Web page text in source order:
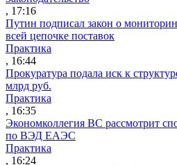
, 17:16
Путин подписал закон о
всей цепочке поставок
Практика
, 16:44
Прокуратура подала иск к
млрд руб.
Практика
, 16:35
Экономколлегия ВС рассмотрит
по ВЭД ЕАЭС
Практика
, 16:24